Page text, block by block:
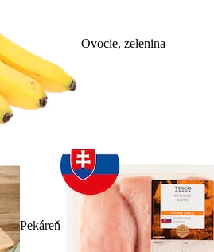
Ovocie, zelenina
Pekáreň